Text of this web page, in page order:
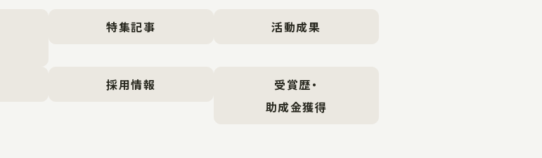
特集記事 活動成果
採用情報
受賞歴・
助成金獲得